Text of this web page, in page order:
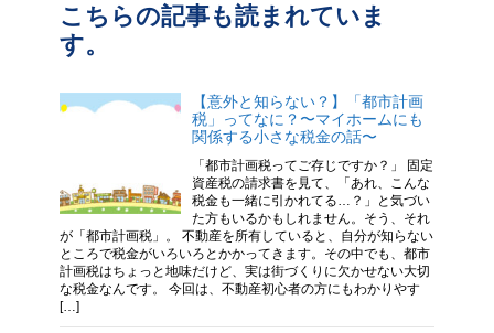
こちらの記事も読まれていま
す。
【意外と知らない？】「都市計画
税」ってなに？〜マイホームにも
関係する小さな税金の話〜
「都市計画税ってご存じですか？」 固定
資産税の請求書を見て、「あれ、こんな
税金も一緒に引かれてる…？」と気づい
た方もいるかもしれません。そう、それ
が「都市計画税」。 不動産を所有していると、自分が知らない
ところで税金がいろいろとかかってきます。その中でも、都市
計画税はちょっと地味だけど、実は街づくりに欠かせない大切
な税金なんです。 今回は、不動産初心者の方にもわかりやす
[…]